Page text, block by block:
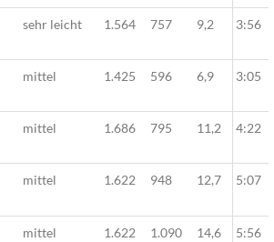
sehr leicht 1.564 757 9,2 3:56
mittel 1.425 596 6,9 3:05
mittel 1.686 795 11,2 4:22
mittel 1.622 948 12,7 5:07
mittel 1.622 1.090 14,6 5:56